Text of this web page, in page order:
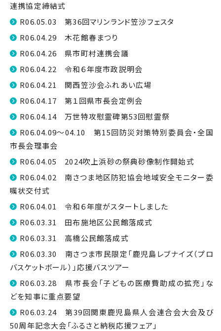
連携協定締結式
R06.05.03 第36回マリンランド笠沙フェスタ
R06.04.29 木花館春まつり
R06.04.26 県市町村連携会議
R06.04.22 令和６年度市政説明会
R06.04.21 関西笠沙会ふれあい広場
R06.04.17 第１回県市長会定例会
R06.04.14 万世特攻慰霊碑第53回慰霊祭
R06.04.09～04.10 第15回防災対策特別委員会・全国
市長会理事会
R06.04.05 2024吹上浜砂の祭典砂像制作開始式
R06.04.02 南さつま地区防犯協会地域安全モニター委
嘱状交付式
R06.04.01 令和６年度がスタートしました
R06.03.31 田布施地区公民館落成式
R06.03.31 高橋公民館落成式
R06.03.30 南さつま市民限定「鹿児島レブナイズ（プロ
バスケットボール）」応援バスツアー
R06.03.28 県市長会「子どもの医療費助成の拡充」な
どを知事に重点要望
R06.03.24 第39回関東鹿児島県人会連合会大会及び
50周年記念大会「ふるさと納税応援フェア」